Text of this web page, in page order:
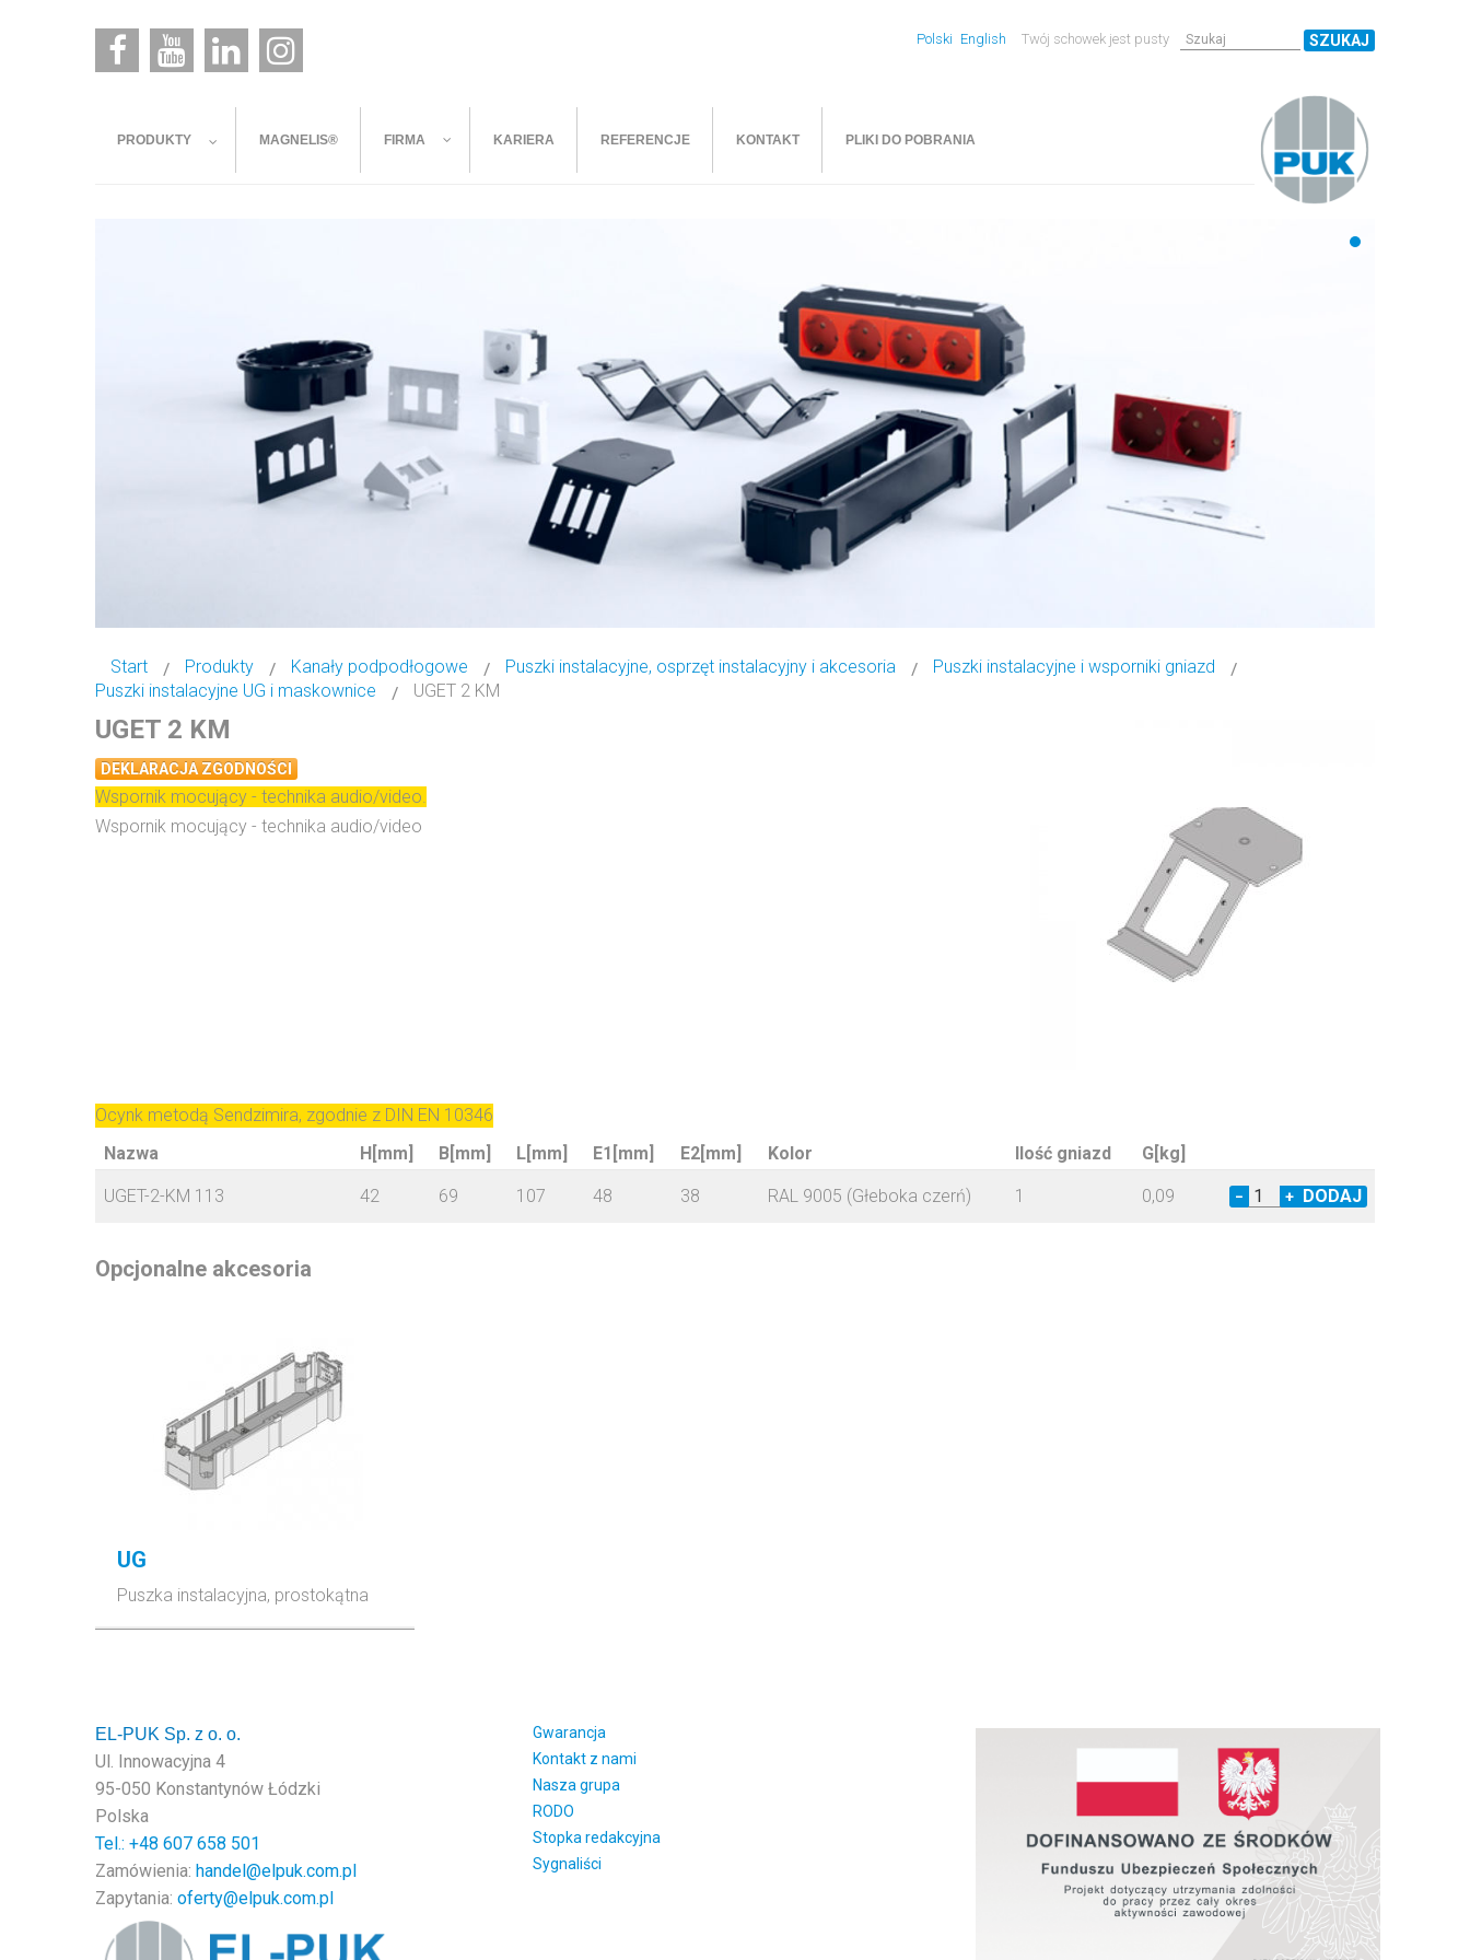
SZUKAJ
Twój schowek jest pusty
Polski English
PRODUKTY MAGNELIS® FIRMA KARIERA REFERENCJE KONTAKT PLIKI DO POBRANIA
Start Produkty Kanały podpodłogowe Puszki instalacyjne, osprzęt instalacyjny i akcesoria
Puszki instalacyjne i wsporniki gniazd
Puszki instalacyjne UG i maskownice
UGET 2 KM
UGET 2 KM
DEKLARACJA ZGODNOŚCI
Wspornik mocujący - technika audio/video.
Wspornik mocujący - technika audio/video
Ocynk metodą Sendzimira, zgodnie z DIN EN 10346
Nazwa
H[mm] B[mm] L[mm] E1[mm] E2[mm] Kolor Ilość gniazd G[kg]
UGET-2-KM 113 42 69 107 48 38 RAL 9005 (Głeboka czerń) 1 0,09 − +
Opcjonalne akcesoria
UG
Puszka instalacyjna, prostokątna
EL-PUK Sp. z o. o.
Ul. Innowacyjna 4
95-050 Konstantynów Łódzki
Polska
Tel.: +48 607 658 501
Zamówienia: handel@elpuk.com.pl
Zapytania: oferty@elpuk.com.pl
Gwarancja
Kontakt z nami
Nasza grupa
RODO
Stopka redakcyjna
Sygnaliści